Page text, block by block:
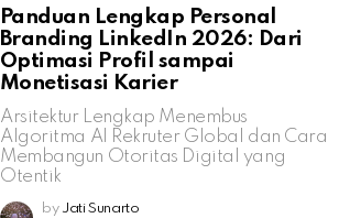
Panduan Lengkap Personal
Branding LinkedIn 2026: Dari
Optimasi Profil sampai
Monetisasi Karier
Arsitektur Lengkap Menembus
Algoritma AI Rekruter Global dan Cara
Membangun Otoritas Digital yang
Otentik
by Jati Sunarto